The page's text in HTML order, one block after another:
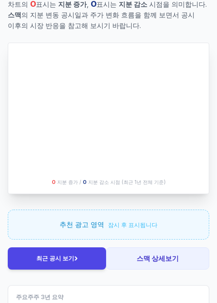
차트의 O표시는 지분 증가, O표시는 지분 감소 시점을 의미합니다.
스맥의 지분 변동 공시일과 주가 변화 흐름을 함께 보면서 공시
이후의 시장 반응을 참고해 보시기 바랍니다.
O 지분 증가 / O 지분 감소 시점 (최근 1년 전체 기준)
추천 광고 영역 잠시 후 표시됩니다
최근 공시 보기› 스맥 상세보기
주요주주 3년 요약